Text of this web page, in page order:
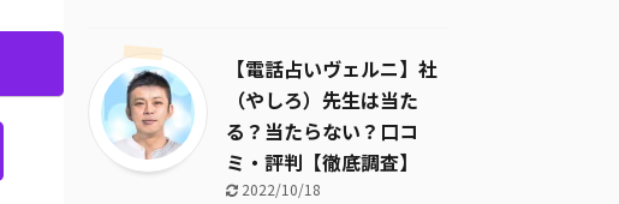
【電話占いヴェルニ】社
（やしろ）先生は当た
る？当たらない？口コ
ミ・評判【徹底調査】
2022/10/18